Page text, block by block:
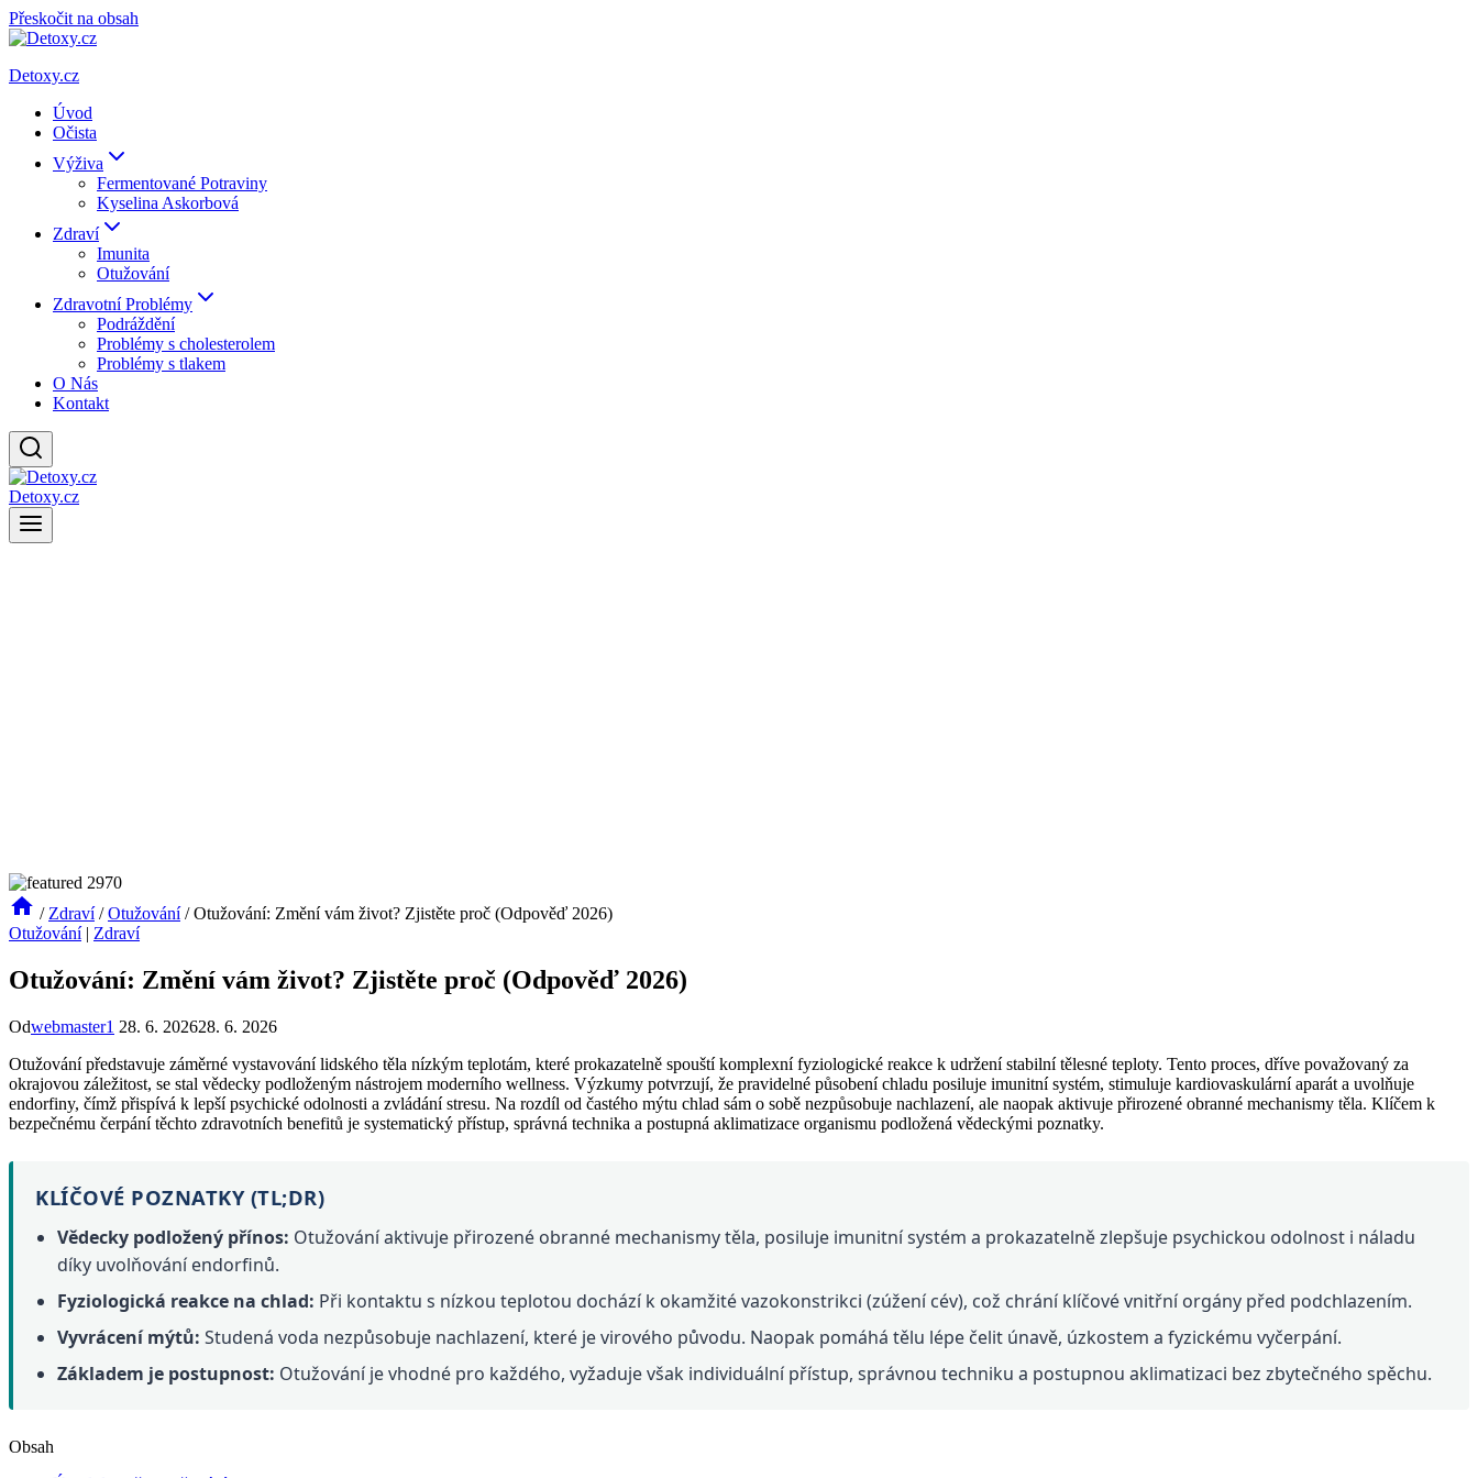
Přeskočit na obsah
Detoxy.cz
Úvod
Očista
Výživa
Fermentované Potraviny
Kyselina Askorbová
Zdraví
Imunita
Otužování
Zdravotní Problémy
Podráždění
Problémy s cholesterolem
Problémy s tlakem
O Nás
Kontakt
Detoxy.cz
/ Zdraví / Otužování / Otužování: Změní vám život? Zjistěte proč (Odpověď 2026)
Otužování| Zdraví
Otužování: Změní vám život? Zjistěte proč (Odpověď 2026)
Odwebmaster1 28. 6. 202628. 6. 2026
Otužování představuje záměrné vystavování lidského těla nízkým teplotám, které prokazatelně spouští komplexní fyziologické reakce k udržení stabilní tělesné teploty. Tento proces, dříve považovaný za
okrajovou záležitost, se stal vědecky podloženým nástrojem moderního wellness. Výzkumy potvrzují, že pravidelné působení chladu posiluje imunitní systém, stimuluje kardiovaskulární aparát a uvolňuje
endorfiny, čímž přispívá k lepší psychické odolnosti a zvládání stresu. Na rozdíl od častého mýtu chlad sám o sobě nezpůsobuje nachlazení, ale naopak aktivuje přirozené obranné mechanismy těla. Klíčem k
bezpečnému čerpání těchto zdravotních benefitů je systematický přístup, správná technika a postupná aklimatizace organismu podložená vědeckými poznatky.
KLÍČOVÉ POZNATKY (TL;DR)
Vědecky podložený přínos: Otužování aktivuje přirozené obranné mechanismy těla, posiluje imunitní systém a prokazatelně zlepšuje psychickou odolnost i náladu
díky uvolňování endorfinů.
Fyziologická reakce na chlad: Při kontaktu s nízkou teplotou dochází k okamžité vazokonstrikci (zúžení cév), což chrání klíčové vnitřní orgány před podchlazením.
Vyvrácení mýtů: Studená voda nezpůsobuje nachlazení, které je virového původu. Naopak pomáhá tělu lépe čelit únavě, úzkostem a fyzickému vyčerpání.
Základem je postupnost: Otužování je vhodné pro každého, vyžaduje však individuální přístup, správnou techniku a postupnou aklimatizaci bez zbytečného spěchu.
Obsah